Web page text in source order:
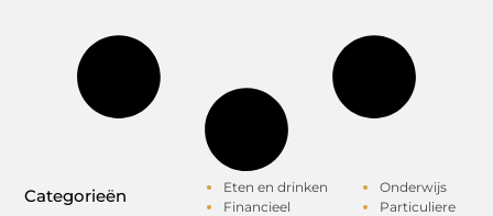
Categorieën
Eten en drinken
Financieel
Onderwijs
Particuliere